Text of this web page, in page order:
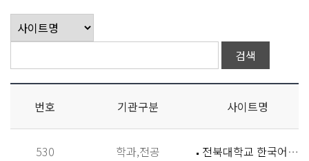
번호 기관구분 사이트명
530 학과,전공 전북대학교 한국어학과